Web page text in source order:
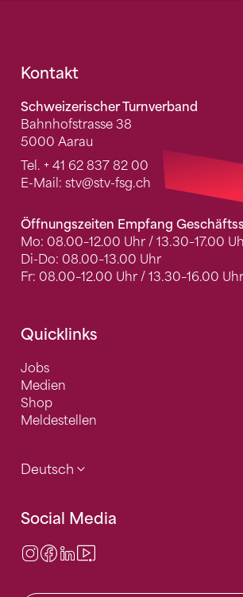
Fusszeile
Kontakt
Schweizerischer Turnverband
Bahnhofstrasse 38
5000 Aarau
Tel. + 41 62 837 82 00
E-Mail: stv@stv-fsg.ch
Öffnungszeiten Empfang
Mo: 08.00–12.00 Uhr / 13.30–17.00
Di-Do: 08.00–13.00 Uhr
Fr: 08.00–12.00 Uhr / 13.30–16.00 Uhr
Quicklinks
Jobs
Medien
Shop
Meldestellen
Deutsch
Social Media
Instagram
Facebook
LinkedIn